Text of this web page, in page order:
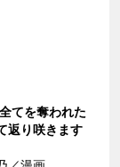
てを奪われた
返り咲きます